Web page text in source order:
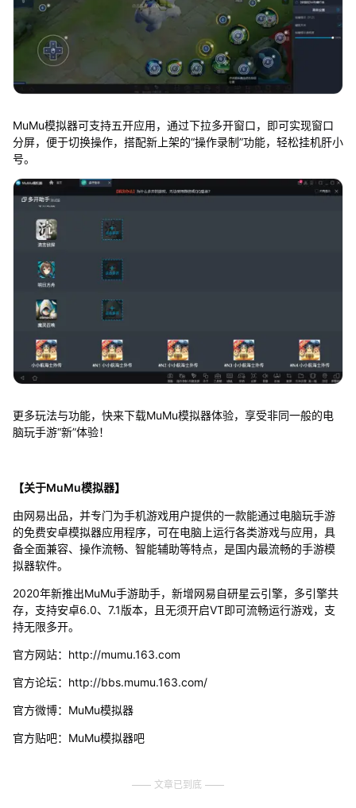
MuMu模拟器可支持五开应用，通过下拉多开窗口，即可实现窗口
分屏，便于切换操作，搭配新上架的“操作录制”功能，轻松挂机肝小
号。
更多玩法与功能，快来下载MuMu模拟器体验，享受非同一般的电
脑玩手游“新”体验！
【关于MuMu模拟器】
由网易出品，并专门为手机游戏用户提供的一款能通过电脑玩手游
的免费安卓模拟器应用程序，可在电脑上运行各类游戏与应用，具
备全面兼容、操作流畅、智能辅助等特点，是国内最流畅的手游模
拟器软件。
2020年新推出MuMu手游助手，新增网易自研星云引擎，多引擎共
存，支持安卓6.0、7.1版本，且无须开启VT即可流畅运行游戏，支
持无限多开。
官方网站：http://mumu.163.com
官方论坛：http://bbs.mumu.163.com/
官方微博：MuMu模拟器
官方贴吧：MuMu模拟器吧
文章已到底